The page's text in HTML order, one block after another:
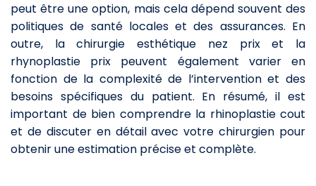
peut être une option, mais cela dépend souvent des
politiques de santé locales et des assurances. En
outre, la chirurgie esthétique nez prix et la
rhynoplastie prix peuvent également varier en
fonction de la complexité de l’intervention et des
besoins spécifiques du patient. En résumé, il est
important de bien comprendre la rhinoplastie cout
et de discuter en détail avec votre chirurgien pour
obtenir une estimation précise et complète.